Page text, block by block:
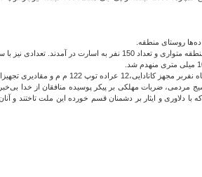
مردمی، ضربات مهلکی بر پیکر پوسیده منافقان از خدا
دلاوری و ایثار بر دشمنان قسم خورده این ملت تاختند و